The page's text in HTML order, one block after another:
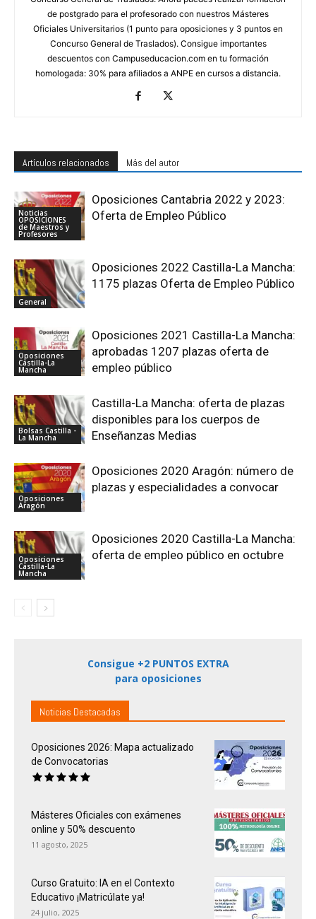
de postgrado para el profesorado con nuestros Másteres
Oficiales Universitarios (1 punto para oposiciones y 3 puntos en
Concurso General de Traslados). Consigue importantes
descuentos con Campuseducacion.com en tu formación
homologada: 30% para afiliados a ANPE en cursos a distancia.
Artículos relacionados Más del autor
Noticias
OPOSICIONES
de Maestros y
Profesores
Oposiciones Cantabria 2022 y 2023:
Oferta de Empleo Público
General
Oposiciones 2022 Castilla-La Mancha:
1175 plazas Oferta de Empleo Público
Oposiciones
Castilla-La
Mancha
Oposiciones 2021 Castilla-La Mancha:
aprobadas 1207 plazas oferta de
empleo público
Bolsas Castilla -
La Mancha
Castilla-La Mancha: oferta de plazas
disponibles para los cuerpos de
Enseñanzas Medias
Oposiciones
Aragón
Oposiciones 2020 Aragón: número de
plazas y especialidades a convocar
Oposiciones
Castilla-La
Mancha
Oposiciones 2020 Castilla-La Mancha:
oferta de empleo público en octubre
Consigue +2 PUNTOS EXTRA
para oposiciones
Noticias Destacadas
Oposiciones 2026: Mapa actualizado
de Convocatorias
Másteres Oficiales con exámenes
online y 50% descuento
11 agosto, 2025
Curso Gratuito: IA en el Contexto
Educativo ¡Matricúlate ya!
24 julio, 2025